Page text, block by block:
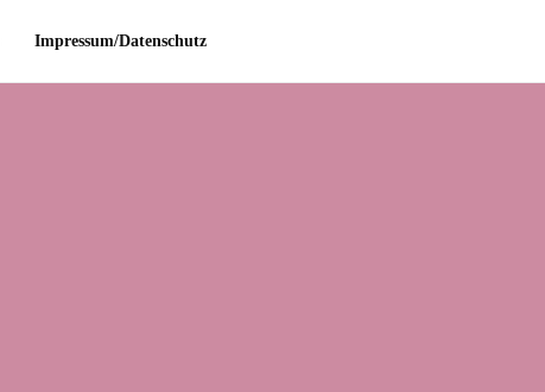
Impressum/Datenschutz